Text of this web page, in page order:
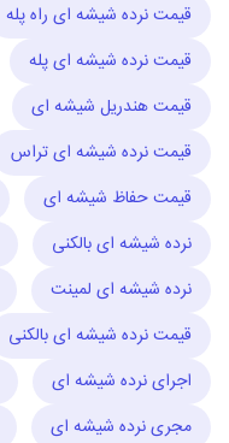
قیمت نرده شیشه ای راه پله
قیمت نرده شیشه ای پله
قیمت هندریل شیشه ای
قیمت نرده شیشه ای تراس
قیمت حفاظ شیشه ای
نرده شیشه ای بالکنی
نرده شیشه ای لمینت
قیمت نرده شیشه ای بالکنی
اجرای نرده شیشه ای
مجری نرده شیشه ای